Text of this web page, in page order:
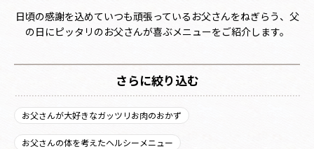
日頃の感謝を込めていつも頑張っているお父さんをねぎらう、父
の日にピッタリのお父さんが喜ぶメニューをご紹介します。
さらに絞り込む
お父さんが大好きなガッツリお肉のおかず
お父さんの体を考えたヘルシーメニュー